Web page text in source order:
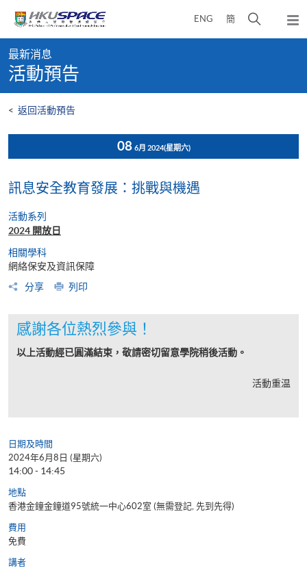
content
ENG 簡
開
彈
出
content
start
最新消息
活動預告
< 返回活動預告
08 6月 2024(星期六)
訊息安全教育發展：挑戰與機遇
活動系列
2024 開放日
相關學科
網絡保安及資訊保障
分享
列印
感謝各位熱烈參與！
以上活動經已圓滿結束，敬請密切留意學院稍後活動。
活動重温
日期及時間
2024年6月8日 (星期六)
14:00 - 14:45
地點
香港金鐘金鐘道95號統一中心602室 (無需登記, 先到先得)
費用
免費
講者